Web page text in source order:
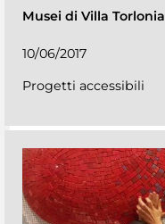
Musei di Villa Torlonia
10/06/2017
Progetti accessibili